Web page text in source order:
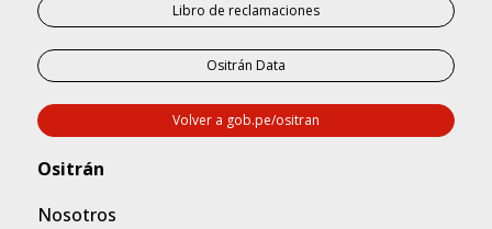
Libro de reclamaciones
Ositrán Data
Volver a gob.pe/ositran
Nosotros